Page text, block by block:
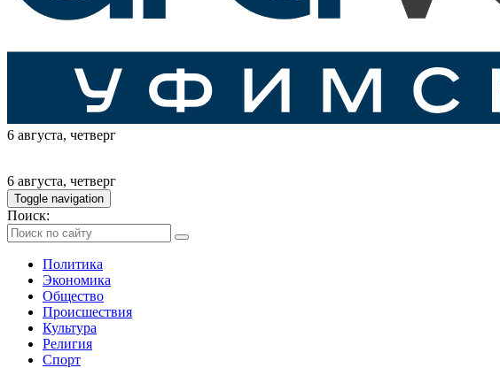
6 августа, четверг
6 августа, четверг
Toggle navigation
Поиск:
Политика
Экономика
Общество
Происшествия
Культура
Религия
Спорт